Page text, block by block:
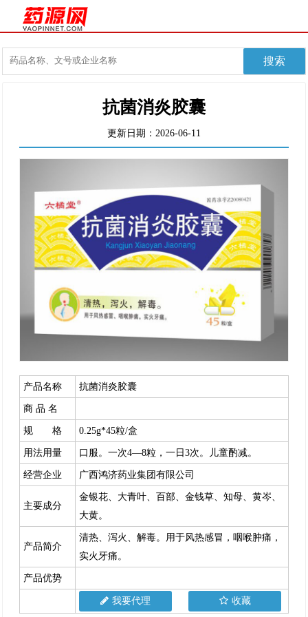
抗菌消炎胶囊
更新日期：2026-06-11
产品名称 抗菌消炎胶囊
商 品 名
规 格 0.25g*45粒/盒
用法用量 口服。一次4—8粒，一日3次。儿童酌减。
经营企业 广西鸿济药业集团有限公司
主要成分
金银花、大青叶、百部、金钱草、知母、黄岑、
大黄。
产品简介
清热、泻火、解毒。用于风热感冒，咽喉肿痛，
实火牙痛。
产品优势
我要代理 收藏